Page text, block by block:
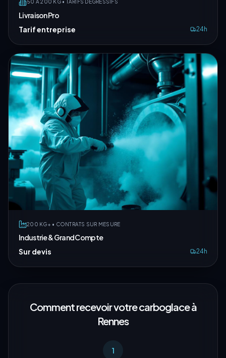
50 À 200 KG • TARIFS DÉGRESSIFS
Livraison Pro
Tarif entreprise
24h
200 KG+ • CONTRATS SUR MESURE
Industrie & Grand Compte
Sur devis
24h
Comment recevoir votre carboglace à
Rennes
1